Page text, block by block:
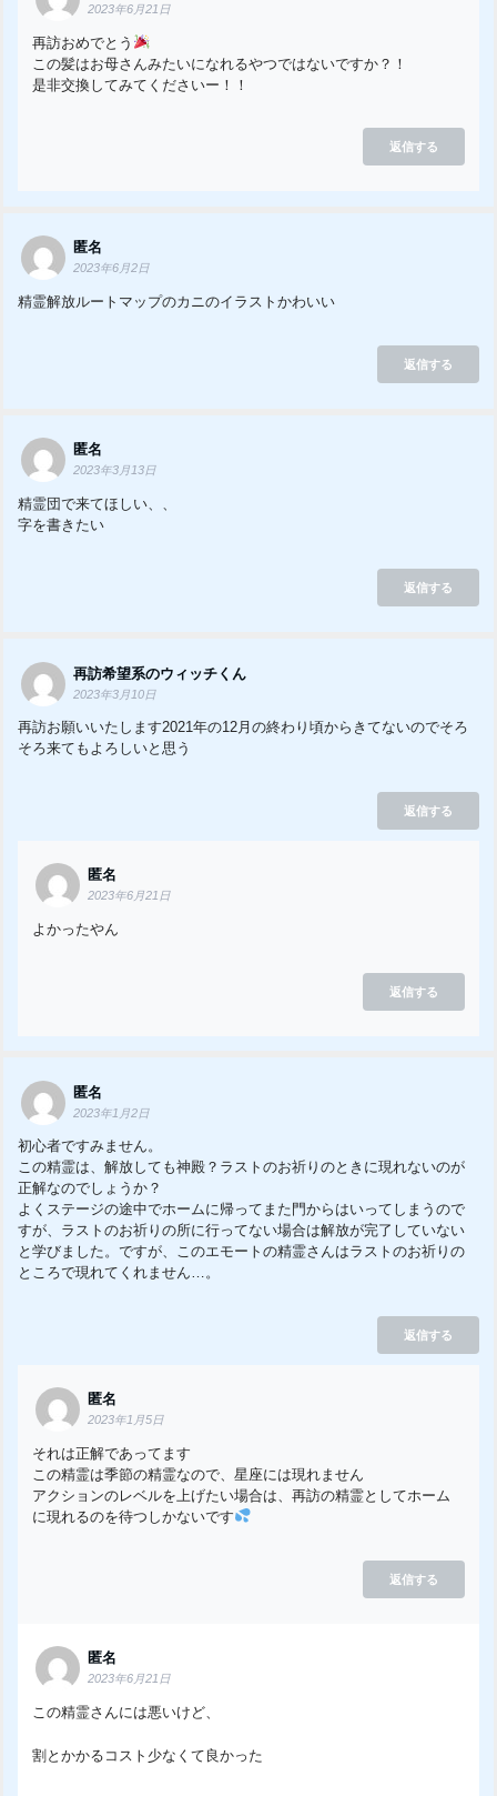
2023年6月21日
再訪おめでとう
この髪はお母さんみたいになれるやつではないですか？！
是非交換してみてくださいー！！
返信する
匿名
2023年6月2日
精霊解放ルートマップのカニのイラストかわいい
返信する
匿名
2023年3月13日
精霊団で来てほしい、、
字を書きたい
返信する
再訪希望系のウィッチくん
2023年3月10日
再訪お願いいたします2021年の12月の終わり頃からきてないのでそろ
そろ来てもよろしいと思う
返信する
匿名
2023年6月21日
よかったやん
返信する
匿名
2023年1月2日
初心者ですみません。
この精霊は、解放しても神殿？ラストのお祈りのときに現れないのが
正解なのでしょうか？
よくステージの途中でホームに帰ってまた門からはいってしまうので
すが、ラストのお祈りの所に行ってない場合は解放が完了していない
と学びました。ですが、このエモートの精霊さんはラストのお祈りの
ところで現れてくれません…。
返信する
匿名
2023年1月5日
それは正解であってます
この精霊は季節の精霊なので、星座には現れません
アクションのレベルを上げたい場合は、再訪の精霊としてホーム
に現れるのを待つしかないです
返信する
匿名
2023年6月21日
この精霊さんには悪いけど、
割とかかるコスト少なくて良かった